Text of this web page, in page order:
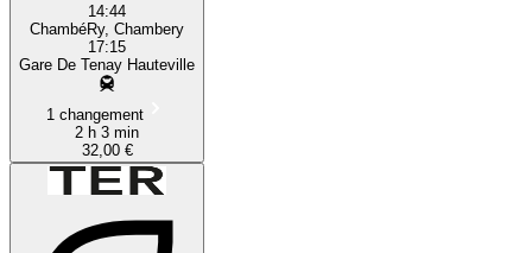
14:44
ChambéRy, Chambery
17:15
Gare De Tenay Hauteville
1 changement
2 h 3 min
32,00 €